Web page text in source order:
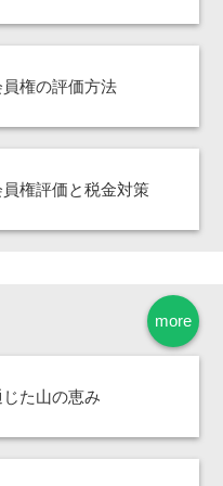
権の評価方法
権評価と税金対策
more
た山の恵み